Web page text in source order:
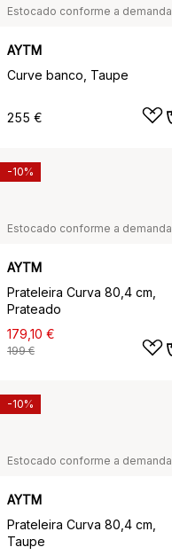
Estocado conforme a demanda
AYTM
Curve banco, Taupe
255 €
Estocado conforme a demanda
AYTM
Prateleira Curva 80,4 cm,
Prateado
179,10 €
199 €
-10%
Estocado conforme a demanda
AYTM
Prateleira Curva 80,4 cm,
Taupe
-10%